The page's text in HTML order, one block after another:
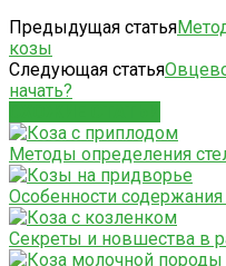
Предыдущая статья
козы
Следующая статья
начать?
Методы определения
Особенности
Секреты и новшества в